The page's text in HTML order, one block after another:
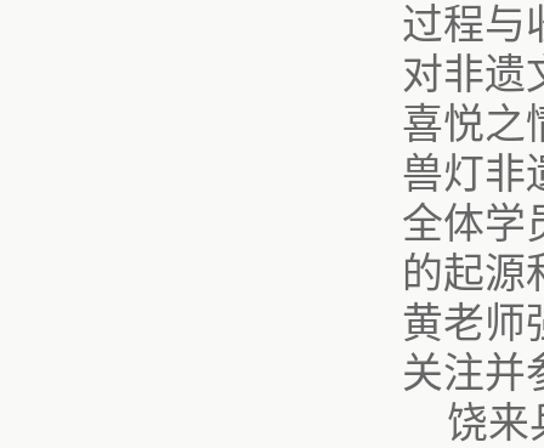
过程与
对非遗
喜悦之
兽灯非
全体学
的起源
黄老师
关注并
饶来